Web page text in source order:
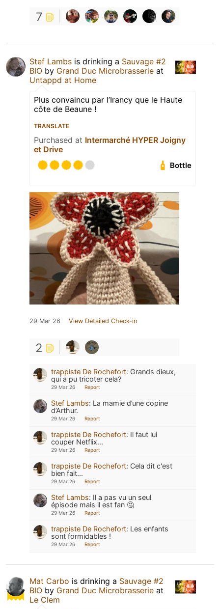
7
Stef Lambs is drinking a Sauvage #2
BIO by Grand Duc Microbrasserie at
Untappd at Home
Plus convaincu par l’Irancy que le Haute
côte de Beaune !
TRANSLATE
Purchased at Intermarché HYPER Joigny
et Drive
Bottle
29 Mar 26 View Detailed Check-in
2
trappiste De Rochefort: Grands dieux,
qui a pu tricoter cela?
29 Mar 26 Report
Stef Lambs: La mamie d’une copine
d’Arthur.
29 Mar 26 Report
trappiste De Rochefort: Il faut lui
couper Netflix...
29 Mar 26 Report
trappiste De Rochefort: Cela dit c'est
bien fait...
29 Mar 26 Report
Stef Lambs: Il a pas vu un seul
épisode mais il est fan 🤔
29 Mar 26 Report
trappiste De Rochefort: Les enfants
sont formidables !
29 Mar 26 Report
Mat Carbo is drinking a Sauvage #2
BIO by Grand Duc Microbrasserie at
Le Clem